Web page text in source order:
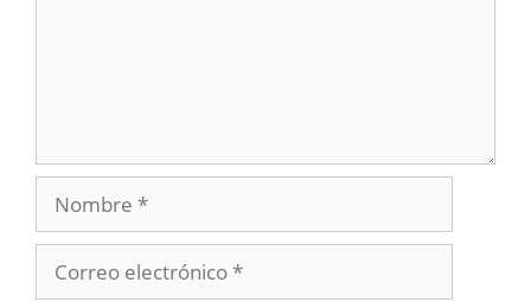
Nombre
electrónico